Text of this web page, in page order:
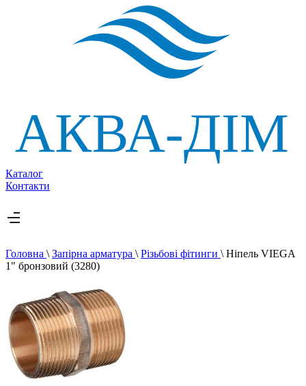
Каталог
Контакти
Головна \ Запірна арматура \ Різьбові фітинги \ Ніпель VIEGA
1" бронзовий (3280)